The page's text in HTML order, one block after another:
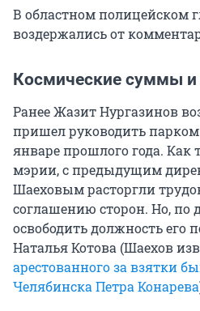
В областном полицейском
воздержались от
Космические суммы и
Ранее Жазит Нургазинов
пришел руководить
январе прошлого года. Как
мэрии, с предыдущим
Шаеховым расторгли
соглашению сторон. Но, по
освободить должность его
Наталья Котова (Шаехов
арестованного за взятки
Челябинска Петра Конарева